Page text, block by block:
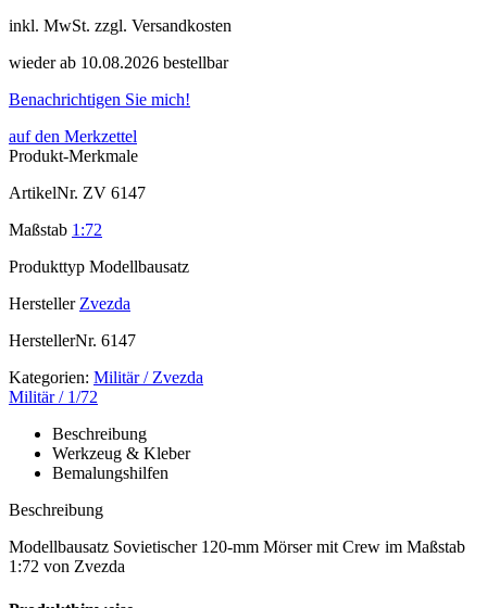
inkl. MwSt. zzgl. Versandkosten
wieder ab 10.08.2026 bestellbar
Benachrichtigen Sie mich!
auf den Merkzettel
Produkt-Merkmale
ArtikelNr. ZV 6147
Maßstab 1:72
Produkttyp Modellbausatz
Hersteller Zvezda
HerstellerNr. 6147
Kategorien: Militär / Zvezda
Militär / 1/72
Beschreibung
Werkzeug & Kleber
Bemalungshilfen
Beschreibung
Modellbausatz Sovietischer 120-mm Mörser mit Crew im Maßstab
1:72 von Zvezda